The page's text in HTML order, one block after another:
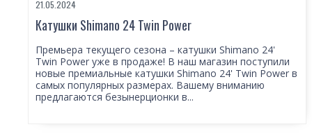
21.05.2024
Катушки Shimano 24 Twin Power
Премьера текущего сезона – катушки Shimano 24'
Twin Power уже в продаже! В наш магазин поступили
новые премиальные катушки Shimano 24' Twin Power в
самых популярных размерах. Вашему вниманию
предлагаются безынерционки в...